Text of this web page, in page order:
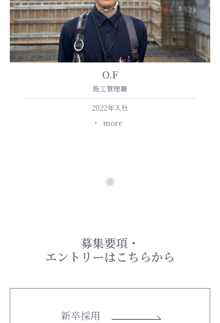
O.F
施工管理職
2022年入社
more
募集要項・
エントリーはこちらから
新卒採用